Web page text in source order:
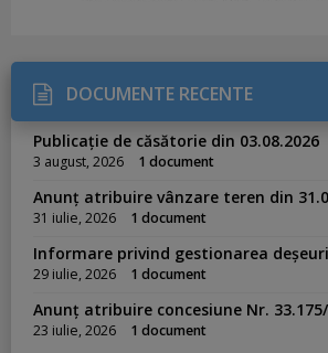
DOCUMENTE RECENTE
Publicație de căsătorie din 03.08.2026
3 august, 2026 1 document
Anunț atribuire vânzare teren din
31 iulie, 2026 1 document
Informare privind gestionarea
29 iulie, 2026 1 document
Anunț atribuire concesiune Nr. 33.175/
23 iulie, 2026 1 document